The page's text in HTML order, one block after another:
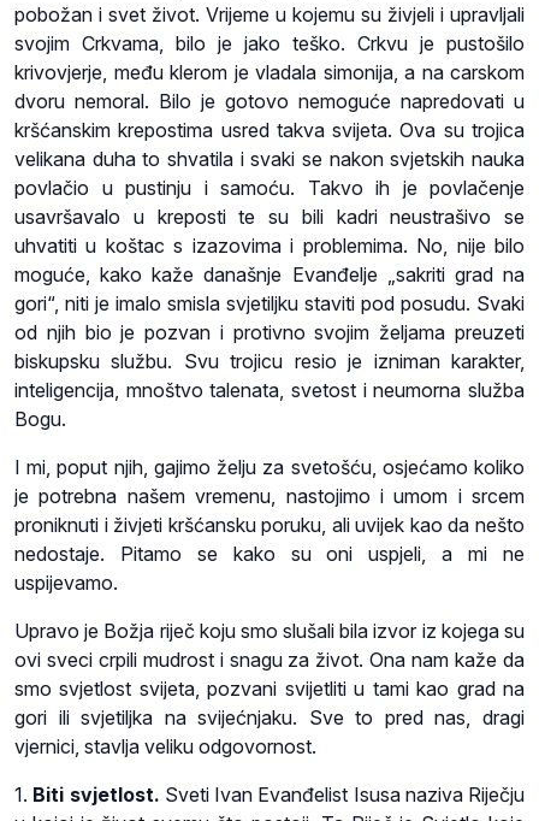
pobožan i svet život. Vrijeme u kojemu su živjeli i upravljali
svojim Crkvama, bilo je jako teško. Crkvu je pustošilo
krivovjerje, među klerom je vladala simonija, a na carskom
dvoru nemoral. Bilo je gotovo nemoguće napredovati u
kršćanskim krepostima usred takva svijeta. Ova su trojica
velikana duha to shvatila i svaki se nakon svjetskih nauka
povlačio u pustinju i samoću. Takvo ih je povlačenje
usavršavalo u kreposti te su bili kadri neustrašivo se
uhvatiti u koštac s izazovima i problemima. No, nije bilo
moguće, kako kaže današnje Evanđelje „sakriti grad na
gori“, niti je imalo smisla svjetiljku staviti pod posudu. Svaki
od njih bio je pozvan i protivno svojim željama preuzeti
biskupsku službu. Svu trojicu resio je izniman karakter,
inteligencija, mnoštvo talenata, svetost i neumorna služba
Bogu.
I mi, poput njih, gajimo želju za svetošću, osjećamo koliko
je potrebna našem vremenu, nastojimo i umom i srcem
proniknuti i živjeti kršćansku poruku, ali uvijek kao da nešto
nedostaje. Pitamo se kako su oni uspjeli, a mi ne
uspijevamo.
Upravo je Božja riječ koju smo slušali bila izvor iz kojega su
ovi sveci crpili mudrost i snagu za život. Ona nam kaže da
smo svjetlost svijeta, pozvani svijetliti u tami kao grad na
gori ili svjetiljka na svijećnjaku. Sve to pred nas, dragi
vjernici, stavlja veliku odgovornost.
1. Biti svjetlost. Sveti Ivan Evanđelist Isusa naziva Riječju